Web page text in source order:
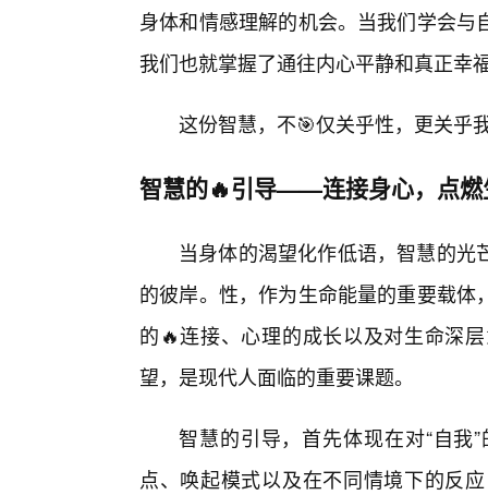
身体和情感理解的机会。当我们学会
我们也就掌握了通往内心平静和真正幸
这份智慧，不🎯仅关乎性，更关乎
智慧的🔥引导——连接身心，点燃
当身体的渴望化作低语，智慧的
的彼岸。性，作为生命能量的重要载
的🔥连接、心理的成长以及对生命深
望，是现代人面临的重要课题。
智慧的引导，首先体现在对“自我
点、唤起模式以及在不同情境下的反